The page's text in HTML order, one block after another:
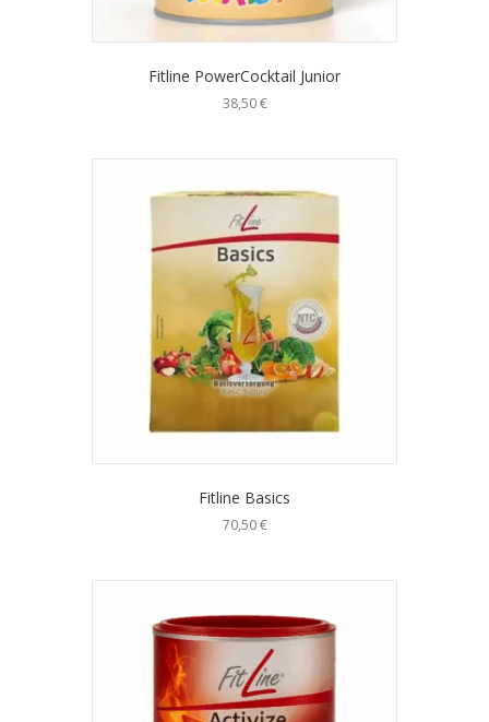
Fitline PowerCocktail Junior
38,50€
Fitline Basics
70,50€